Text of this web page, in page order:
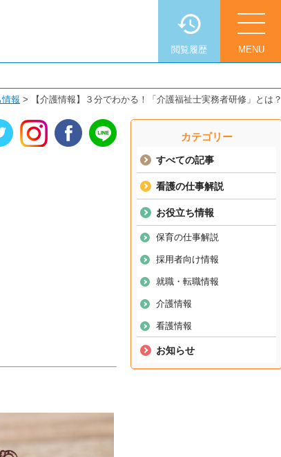
MENU
閲覧履歴
情報 > 【介護情報】３分でわかる！「介護福祉士実務者研修」とは？
カテゴリー
すべての記事
看護の仕事解説
お役立ち情報
保育の仕事解説
採用者向け情報
就職・転職情報
介護情報
看護情報
お知らせ